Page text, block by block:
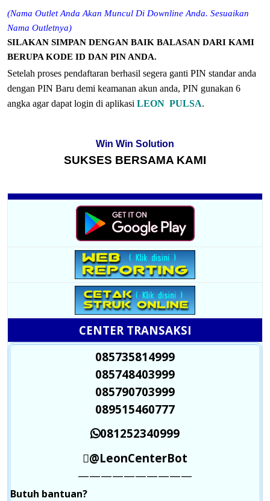
(Nama Outlet Anda Akan Muncul Di Downline Anda. Sesuaikan
Nama Outletnya)
SILAKAN SIMPAN DENGAN BAIK BALASAN DARI KAMI
BERUPA KODE ID DAN PIN ANDA.
Setelah proses pendaftaran berhasil segera ganti PIN standar anda
dengan PIN Baru demi keamanan akun anda, PIN gunakan 6
angka agar dapat login di aplikasi LEON PULSA.
Win Win Solution
SUKSES BERSAMA KAMI
CENTER TRANSAKSI
085735814999
085748403999
085790703999
089515460777
081252340999
@LeonCenterBot
——————————
Butuh bantuan?